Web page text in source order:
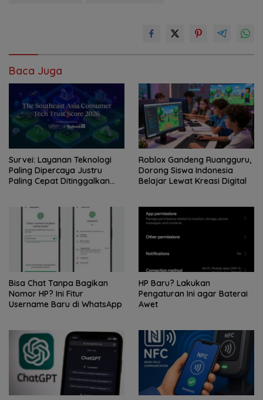
Baca Juga
Survei: Layanan Teknologi
Paling Dipercaya Justru
Paling Cepat Ditinggalkan
Roblox Gandeng Ruangguru,
Dorong Siswa Indonesia
Belajar Lewat Kreasi Digital
Bisa Chat Tanpa Bagikan
Nomor HP? Ini Fitur
Username Baru di WhatsApp
HP Baru? Lakukan
Pengaturan Ini agar Baterai
Awet